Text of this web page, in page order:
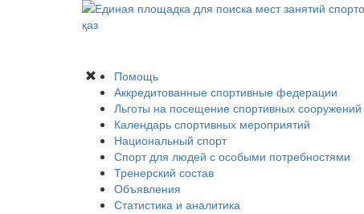
қаз
Помощь
Аккредитованные спортивные федерации
Льготы на посещение спортивных сооружений
Календарь спортивных мероприятий
Национальный спорт
Спорт для людей с особыми потребностями
Тренерский состав
Объявления
Статистика и аналитика